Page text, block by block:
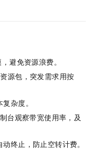
避免资源浪费。
源包，突发需求用按
杂度。
台观察带宽使用率，及
终止，防止空转计费。